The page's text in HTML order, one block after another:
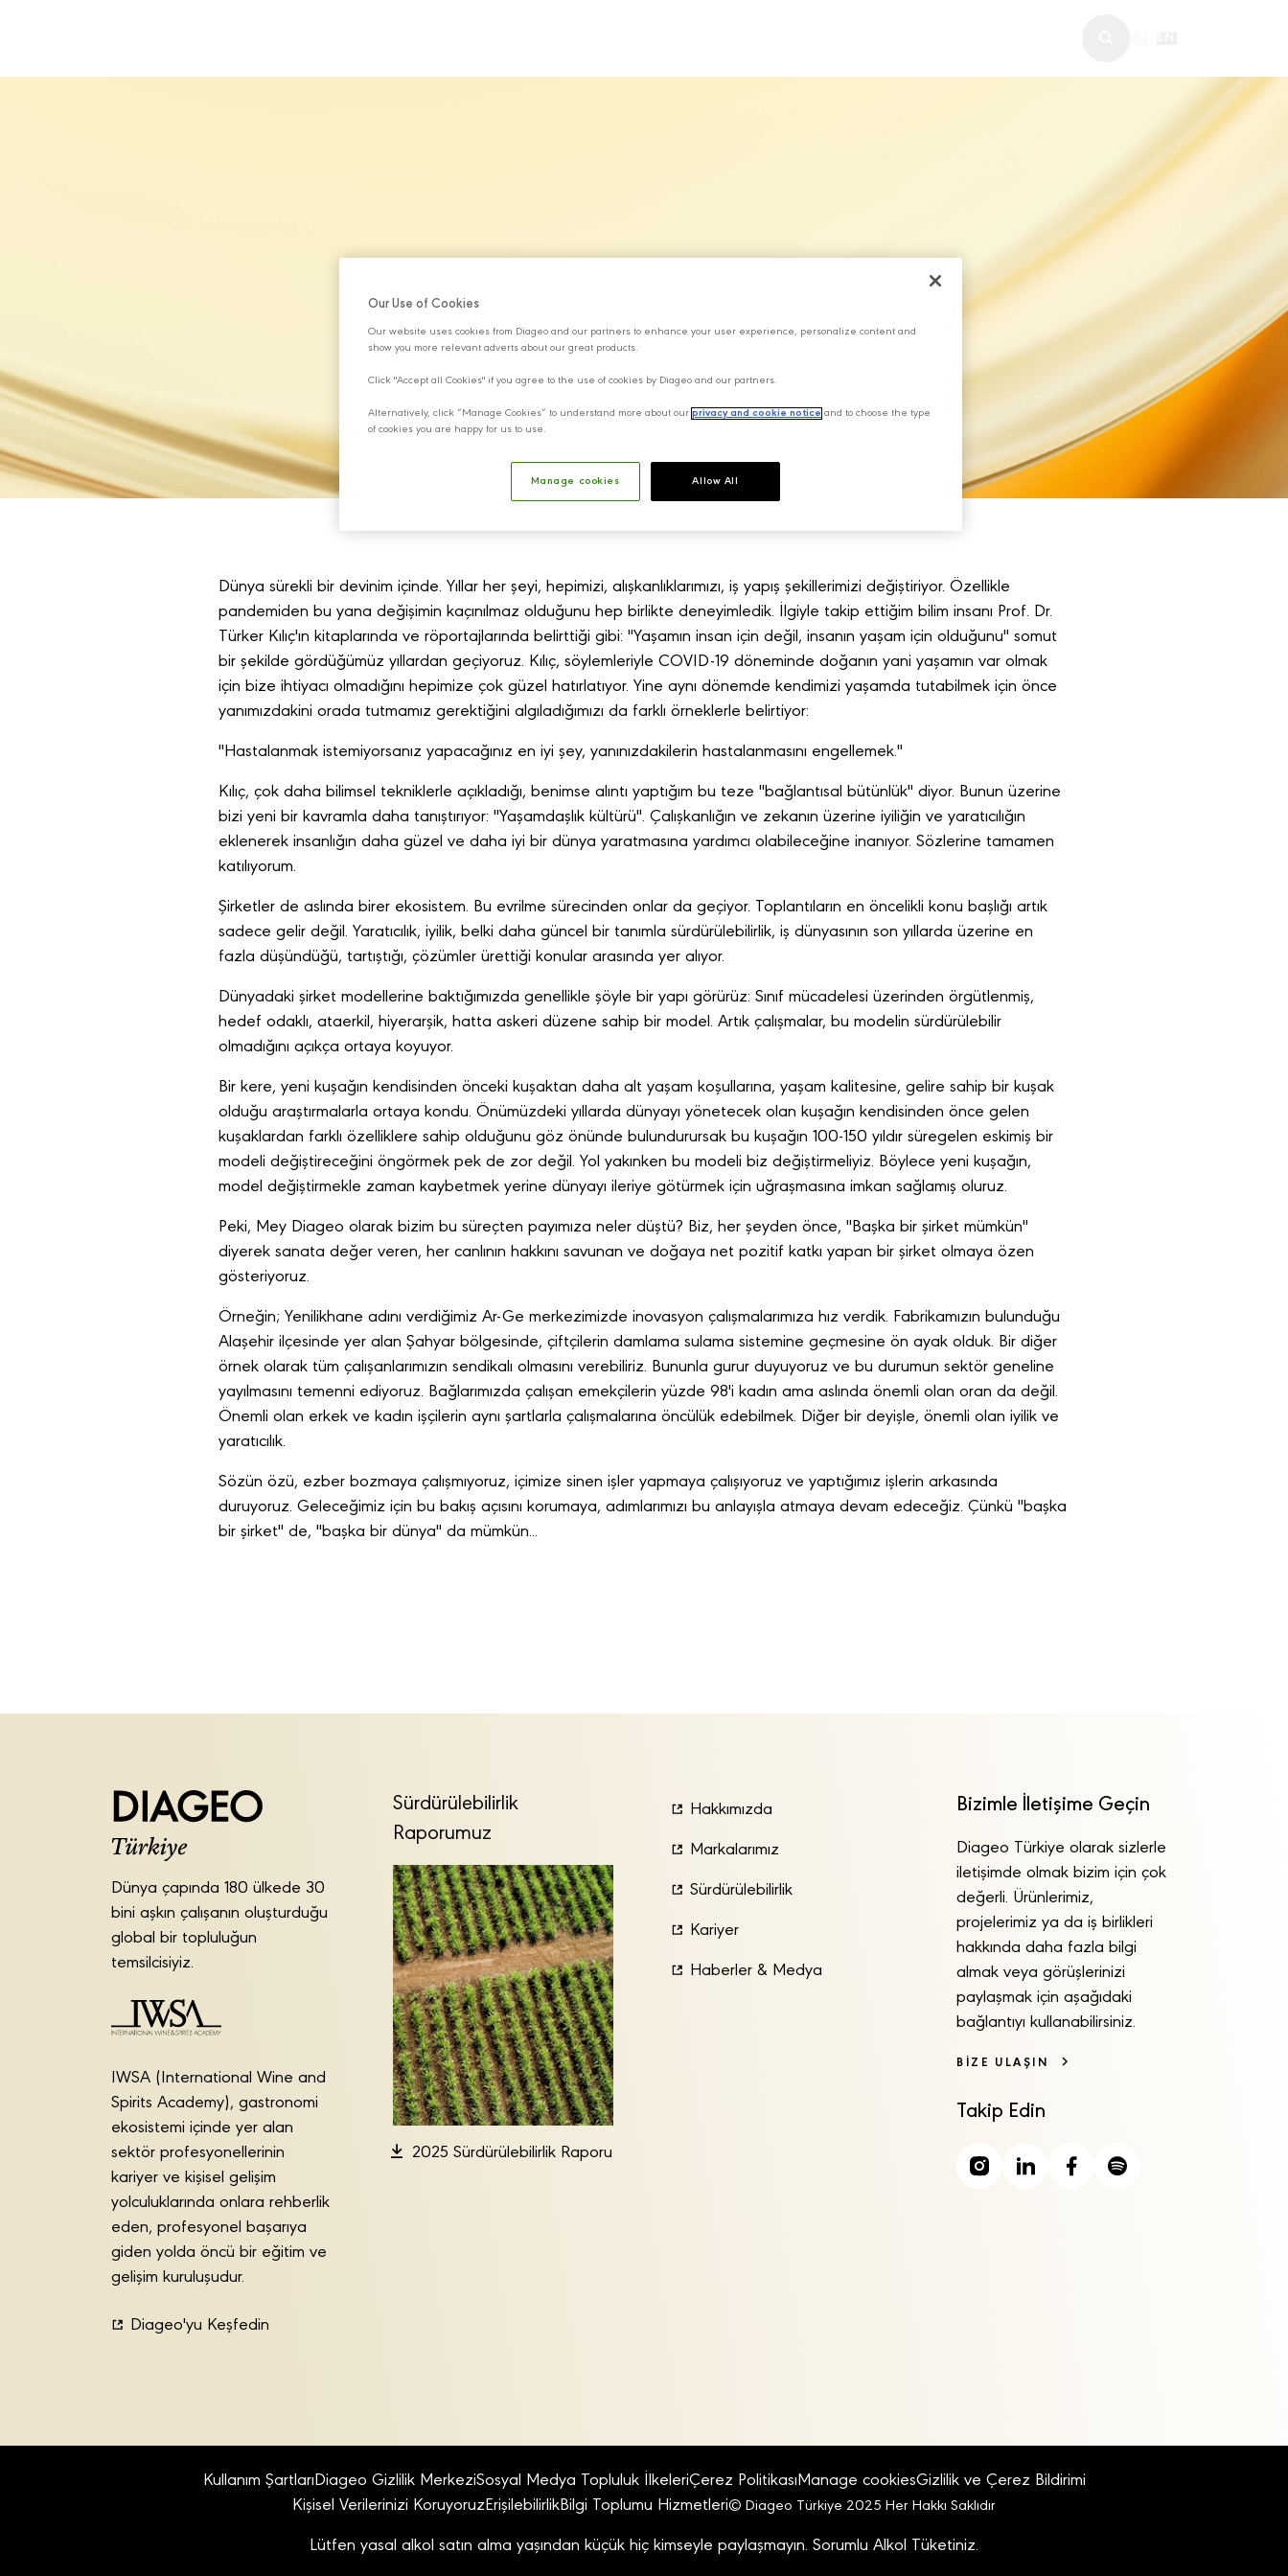
Dünya sürekli bir devinim içinde. Yıllar her şeyi, hepimizi, alışkanlıklarımızı, iş yapış şekillerimizi değiştiriyor. Özellikle
pandemiden bu yana değişimin kaçınılmaz olduğunu hep birlikte deneyimledik. İlgiyle takip ettiğim bilim insanı Prof. Dr.
Türker Kılıç'ın kitaplarında ve röportajlarında belirttiği gibi: "Yaşamın insan için değil, insanın yaşam için olduğunu" somut
bir şekilde gördüğümüz yıllardan geçiyoruz. Kılıç, söylemleriyle COVID-19 döneminde doğanın yani yaşamın var olmak
için bize ihtiyacı olmadığını hepimize çok güzel hatırlatıyor. Yine aynı dönemde kendimizi yaşamda tutabilmek için önce
yanımızdakini orada tutmamız gerektiğini algıladığımızı da farklı örneklerle belirtiyor:
"Hastalanmak istemiyorsanız yapacağınız en iyi şey, yanınızdakilerin hastalanmasını engellemek."
Kılıç, çok daha bilimsel tekniklerle açıkladığı, benimse alıntı yaptığım bu teze "bağlantısal bütünlük" diyor. Bunun üzerine
bizi yeni bir kavramla daha tanıştırıyor: "Yaşamdaşlık kültürü". Çalışkanlığın ve zekanın üzerine iyiliğin ve yaratıcılığın
eklenerek insanlığın daha güzel ve daha iyi bir dünya yaratmasına yardımcı olabileceğine inanıyor. Sözlerine tamamen
katılıyorum.
Şirketler de aslında birer ekosistem. Bu evrilme sürecinden onlar da geçiyor. Toplantıların en öncelikli konu başlığı artık
sadece gelir değil. Yaratıcılık, iyilik, belki daha güncel bir tanımla sürdürülebilirlik, iş dünyasının son yıllarda üzerine en
fazla düşündüğü, tartıştığı, çözümler ürettiği konular arasında yer alıyor.
Dünyadaki şirket modellerine baktığımızda genellikle şöyle bir yapı görürüz: Sınıf mücadelesi üzerinden örgütlenmiş,
hedef odaklı, ataerkil, hiyerarşik, hatta askeri düzene sahip bir model. Artık çalışmalar, bu modelin sürdürülebilir
olmadığını açıkça ortaya koyuyor.
Bir kere, yeni kuşağın kendisinden önceki kuşaktan daha alt yaşam koşullarına, yaşam kalitesine, gelire sahip bir kuşak
olduğu araştırmalarla ortaya kondu. Önümüzdeki yıllarda dünyayı yönetecek olan kuşağın kendisinden önce gelen
kuşaklardan farklı özelliklere sahip olduğunu göz önünde bulundurursak bu kuşağın 100-150 yıldır süregelen eskimiş bir
modeli değiştireceğini öngörmek pek de zor değil. Yol yakınken bu modeli biz değiştirmeliyiz. Böylece yeni kuşağın,
model değiştirmekle zaman kaybetmek yerine dünyayı ileriye götürmek için uğraşmasına imkan sağlamış oluruz.
Peki, Mey Diageo olarak bizim bu süreçten payımıza neler düştü? Biz, her şeyden önce, "Başka bir şirket mümkün"
diyerek sanata değer veren, her canlının hakkını savunan ve doğaya net pozitif katkı yapan bir şirket olmaya özen
gösteriyoruz.
Örneğin; Yenilikhane adını verdiğimiz Ar-Ge merkezimizde inovasyon çalışmalarımıza hız verdik. Fabrikamızın bulunduğu
Alaşehir ilçesinde yer alan Şahyar bölgesinde, çiftçilerin damlama sulama sistemine geçmesine ön ayak olduk. Bir diğer
örnek olarak tüm çalışanlarımızın sendikalı olmasını verebiliriz. Bununla gurur duyuyoruz ve bu durumun sektör geneline
yayılmasını temenni ediyoruz. Bağlarımızda çalışan emekçilerin yüzde 98'i kadın ama aslında önemli olan oran da değil.
Önemli olan erkek ve kadın işçilerin aynı şartlarla çalışmalarına öncülük edebilmek. Diğer bir deyişle, önemli olan iyilik ve
yaratıcılık.
Sözün özü, ezber bozmaya çalışmıyoruz, içimize sinen işler yapmaya çalışıyoruz ve yaptığımız işlerin arkasında
duruyoruz. Geleceğimiz için bu bakış açısını korumaya, adımlarımızı bu anlayışla atmaya devam edeceğiz. Çünkü "başka
bir şirket" de, "başka bir dünya" da mümkün...
Dünya çapında 180 ülkede 30
bini aşkın çalışanın oluşturduğu
global bir topluluğun
temsilcisiyiz.
IWSA (International Wine and
Spirits Academy), gastronomi
ekosistemi içinde yer alan
sektör profesyonellerinin
kariyer ve kişisel gelişim
yolculuklarında onlara rehberlik
eden, profesyonel başarıya
giden yolda öncü bir eğitim ve
gelişim kuruluşudur.
Diageo'yu Keşfedin
Sürdürülebilirlik
Raporumuz
2025 Sürdürülebilirlik Raporu
Hakkımızda
Markalarımız
Sürdürülebilirlik
Kariyer
Haberler & Medya
Bizimle İletişime Geçin
Diageo Türkiye olarak sizlerle
iletişimde olmak bizim için çok
değerli. Ürünlerimiz,
projelerimiz ya da iş birlikleri
hakkında daha fazla bilgi
almak veya görüşlerinizi
paylaşmak için aşağıdaki
bağlantıyı kullanabilirsiniz.
BİZE ULAŞIN
Takip Edin
Kullanım ŞartlarıDiageo Gizlilik MerkeziSosyal Medya Topluluk İlkeleriÇerez PolitikasıManage cookiesGizlilik ve Çerez Bildirimi
Kişisel Verilerinizi KoruyoruzErişilebilirlikBilgi Toplumu Hizmetleri© Diageo Türkiye 2025 Her Hakkı Saklıdır
Lütfen yasal alkol satın alma yaşından küçük hiç kimseyle paylaşmayın. Sorumlu Alkol Tüketiniz.
Our Use of Cookies
Our website uses cookies from Diageo and our partners to enhance your user experience, personalize content and
show you more relevant adverts about our great products.
Click "Accept all Cookies" if you agree to the use of cookies by Diageo and our partners.
Alternatively, click “Manage Cookies” to understand more about our privacy and cookie notice and to choose the type
of cookies you are happy for us to use.
Manage cookies Allow All